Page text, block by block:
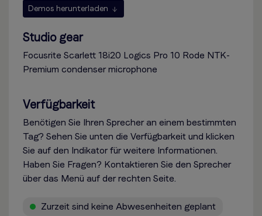
Demos herunterladen
Studio gear
Focusrite Scarlett 18i20 Logics Pro 10 Rode NTK-
Premium condenser microphone
Verfügbarkeit
Benötigen Sie Ihren Sprecher an einem bestimmten
Tag? Sehen Sie unten die Verfügbarkeit und klicken
Sie auf den Indikator für weitere Informationen.
Haben Sie Fragen? Kontaktieren Sie den Sprecher
über das Menü auf der rechten Seite.
Zurzeit sind keine Abwesenheiten geplant